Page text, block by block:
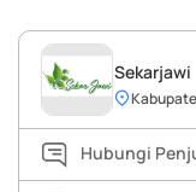
Sekarjawi
Hubungi